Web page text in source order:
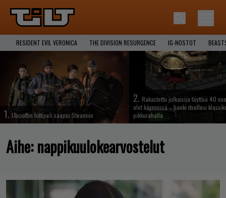
RESIDENT EVIL VERONICA THE DIVISION RESURGENCE IG-NOSTOT
1. Ubisoftin hittipeli saapui Steamiin
2. Rakastettu julkaisija täyttää 40
alet käynnissä – hanki itsellesi
pikkurahalla
Aihe:nappikuulokearvostelut